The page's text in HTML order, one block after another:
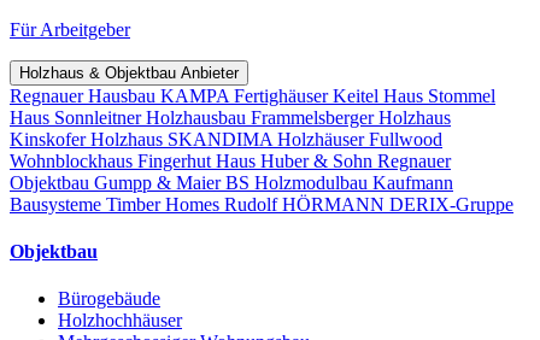
Für Arbeitgeber
Holzhaus & Objektbau Anbieter
Regnauer Hausbau KAMPA FertighäuserKeitel Haus Stommel
Haus Sonnleitner Holzhausbau Frammelsberger Holzhaus
Kinskofer Holzhaus SKANDIMA HolzhäuserFullwood
Wohnblockhaus Fingerhut Haus Huber & Sohn Regnauer
Objektbau Gumpp & MaierBS Holzmodulbau Kaufmann
Bausysteme Timber Homes Rudolf HÖRMANN DERIX-Gruppe
Objektbau
Bürogebäude
Holzhochhäuser